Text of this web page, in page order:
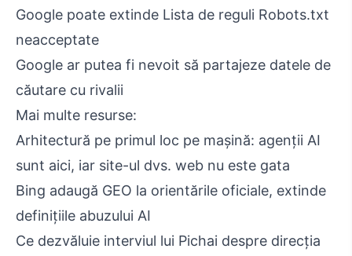
Google poate extinde Lista de reguli Robots.txt
neacceptate
Google ar putea fi nevoit să partajeze datele de
căutare cu rivalii
Mai multe resurse:
Arhitectură pe primul loc pe mașină: agenții AI
sunt aici, iar site-ul dvs. web nu este gata
Bing adaugă GEO la orientările oficiale, extinde
definițiile abuzului AI
Ce dezvăluie interviul lui Pichai despre direcția